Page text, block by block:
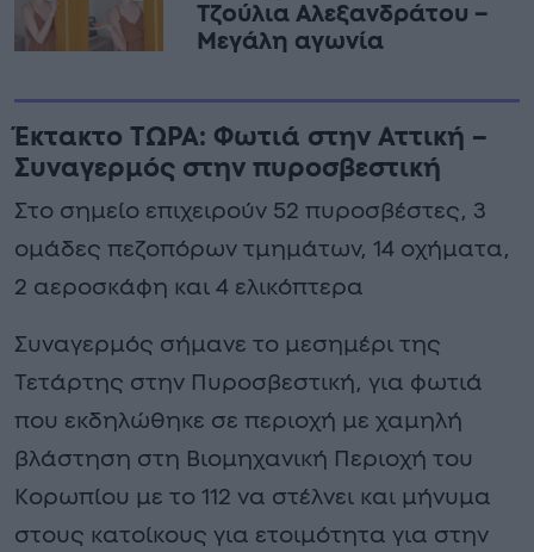
Τζούλια Αλεξανδράτου –
Μεγάλη αγωνία
Έκτακτο ΤΩΡΑ: Φωτιά στην Αττική –
Συναγερμός στην πυροσβεστική
Στο σημείο επιχειρούν 52 πυροσβέστες, 3
ομάδες πεζοπόρων τμημάτων, 14 οχήματα,
2 αεροσκάφη και 4 ελικόπτερα
Συναγερμός σήμανε το μεσημέρι της
Τετάρτης στην Πυροσβεστική, για φωτιά
που εκδηλώθηκε σε περιοχή με χαμηλή
βλάστηση στη Βιομηχανική Περιοχή του
Κορωπίου με το 112 να στέλνει και μήνυμα
στους κατοίκους για ετοιμότητα για στην